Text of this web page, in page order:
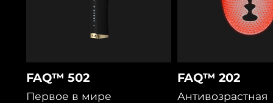
FAQ™ 502
Первое в мире
FAQ™ 202
Антивозрастная